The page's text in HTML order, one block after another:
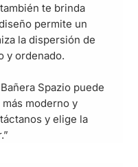
te brinda
permite un
la dispersión de
y ordenado.
Spazio puede
moderno y
y elige la